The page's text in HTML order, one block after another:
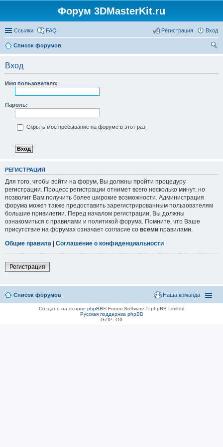
Форум 3DMasterKit.ru
Ссылки FAQ Вход
Регистрация
Список форумов
Вход
Имя пользователя:
Пароль:
Скрыть мое пребывание на форуме в этот раз
РЕГИСТРАЦИЯ
Для того, чтобы войти на форум, Вы должны пройти процедуру
регистрации. Процесс регистрации отнимет всего несколько минут, но
позволит Вам получить более широкие возможности. Администрация
форума может также предоставить зарегистрированным пользователям
большие привилегии. Перед началом регистрации, Вы должны
ознакомиться с правилами и политикой форума. Помните, что Ваше
присутствие на форумах означает согласие со всеми правилами.
Общие правила | Соглашение о конфиденциальности
Регистрация
Список форумов Наша команда
Создано на основе phpBB® Forum Software © phpBB Limited
Русская поддержка phpBB
GZIP: Off